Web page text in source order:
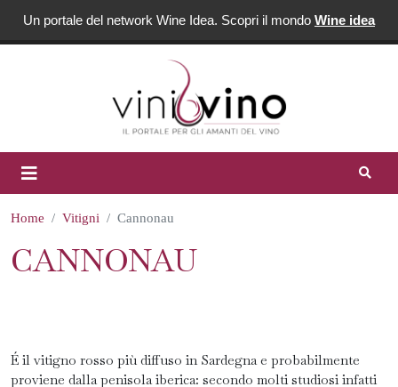
Un portale del network Wine Idea. Scopri il mondo Wine idea
Home Vitigni Cannonau
CANNONAU
É il vitigno rosso più diffuso in Sardegna e probabilmente
proviene dalla penisola iberica: secondo molti studiosi infatti